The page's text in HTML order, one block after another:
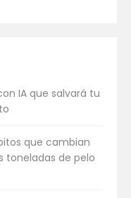
IA que salvará tu
que cambian
toneladas de pelo